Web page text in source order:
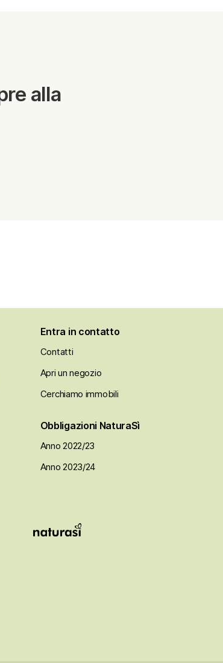
alla
Entra in contatto
Contatti
Apri un negozio
Cerchiamo immobili
Obbligazioni NaturaSì
Anno 2022/23
Anno 2023/24